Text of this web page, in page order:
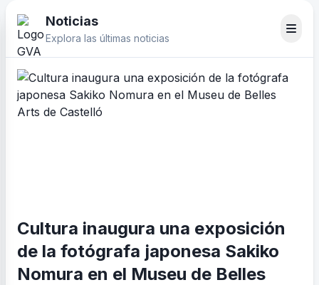
Noticias
Explora las últimas noticias
Cultura inaugura una exposición
de la fotógrafa japonesa Sakiko
Nomura en el Museu de Belles